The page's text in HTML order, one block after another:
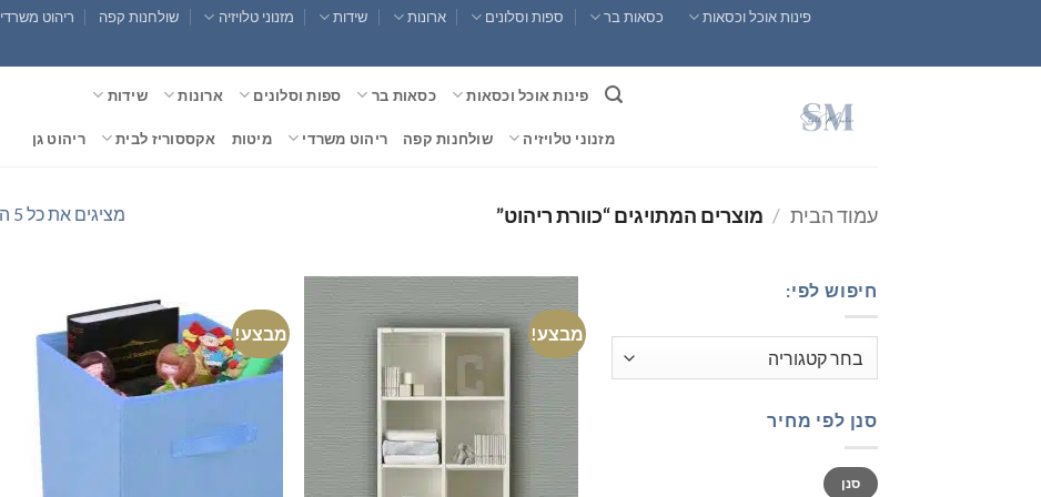
content
פינות אוכל וכסאות כסאות בר ספות וסלונים ארונות שידות מזנוני טלויזיה שולחנות קפה ריהוט משרדי
פינות אוכל וכסאות כסאות בר ספות וסלונים ארונות שידות
מזנוני טלויזיה שולחנות קפה ריהוט משרדי מיטות אקססוריז לבית ריהוט גן
עמוד הבית / מוצרים המתויגים “כוורת ריהוט” מציגים את כל ⁦5⁩ התוצאות
חיפוש לפי:
סנן לפי מחיר
מחיר
מינימלי
מחיר
מקסימלי
סנן
מבצע! מבצע!